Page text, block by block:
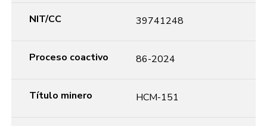
NIT/CC 39741248
Proceso coactivo 86-2024
Título minero HCM-151